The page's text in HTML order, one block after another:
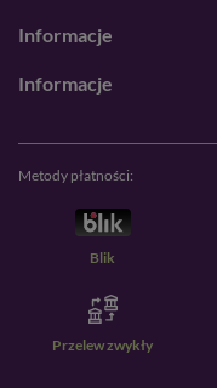
Informacje
Informacje
Metody płatności:
Blik
Przelew zwykły